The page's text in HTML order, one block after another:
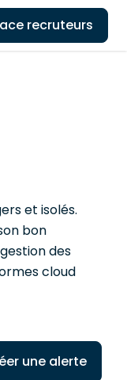
recruteurs
et isolés.
bon
des
cloud
une alerte